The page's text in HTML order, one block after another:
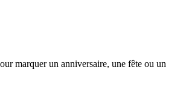
marquer un anniversaire, une fête ou un